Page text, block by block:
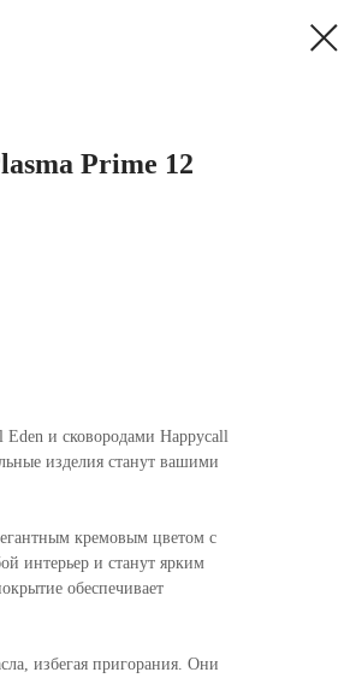
Prime 12
и сковородами Happycall
изделия станут вашими
кремовым цветом с
интерьер и станут ярким
обеспечивает
избегая пригорания. Они